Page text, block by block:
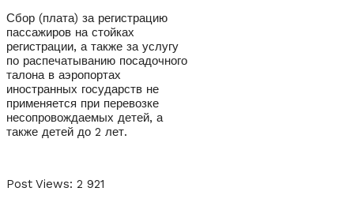
Сбор (плата) за регистрацию
пассажиров на стойках
регистрации, а также за услугу
по распечатыванию посадочного
талона в аэропортах
иностранных государств не
применяется при перевозке
несопровождаемых детей, а
также детей до 2 лет.
Post Views: 2 921